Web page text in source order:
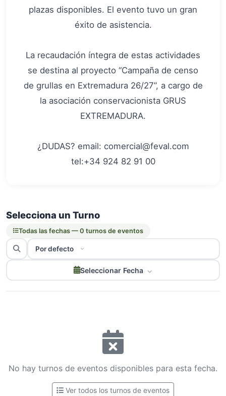
plazas disponibles. El evento tuvo un gran
éxito de asistencia.
La recaudación íntegra de estas actividades
se destina al proyecto “Campaña de censo
de grullas en Extremadura 26/27”, a cargo de
la asociación conservacionista GRUS
EXTREMADURA.
¿DUDAS? email: comercial@feval.com
tel:+34 924 82 91 00
Selecciona un Turno
Todas las fechas — 0 turnos de eventos
Seleccionar Fecha
No hay turnos de eventos disponibles para esta fecha.
Ver todos los turnos de eventos